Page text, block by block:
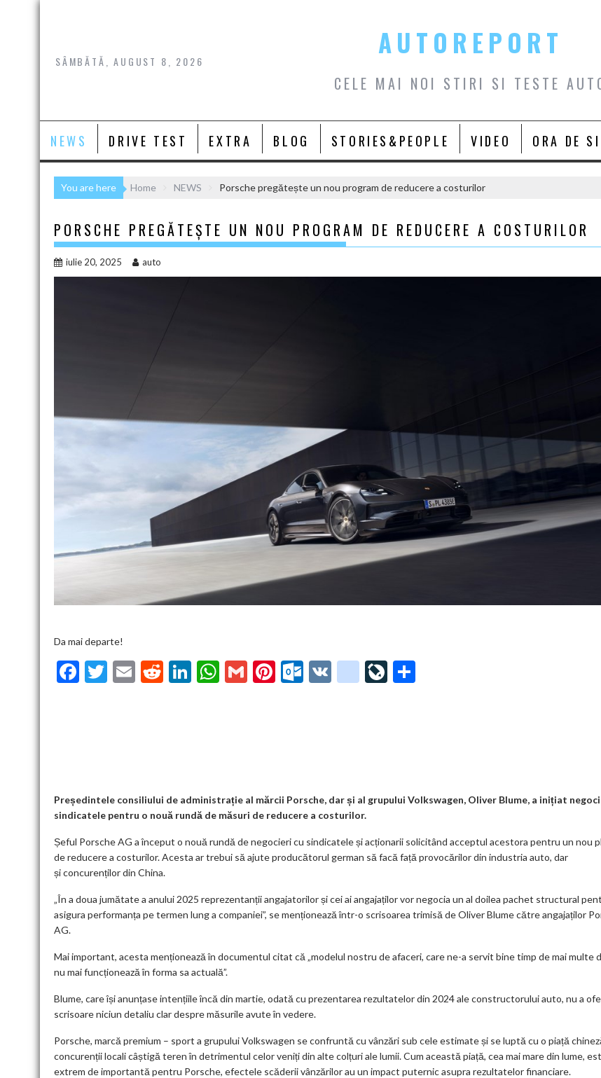
Skip
SÂMBĂTĂ, AUGUST 8, 2026
AUTOREPORT
CELE MAI NOI STIRI SI TESTE
NEWS DRIVE TEST EXTRA BLOG STORIES&PEOPLE VIDEO ORA DE
You are here Home NEWS Porsche pregătește un nou program de reducere a costurilor
PORSCHE PREGĂTEȘTE UN NOU PROGRAM DE REDUCERE A COSTURILOR
iulie 20, 2025 auto
Da mai departe!
F
k
T
E
R
Li W
p
G
Pi O
m
V
g
o
o
k
ar
ks
Li
Președintele consiliului de administrație al mărcii Porsche, dar și al grupului Volkswagen, Oliver Blume, a inițiat
sindicatele pentru o nouă rundă de măsuri de reducere a costurilor.
Șeful Porsche AG a început o nouă rundă de negocieri cu sindicatele și acționarii solicitând acceptul acestora pentru un nou
de reducere a costurilor. Acesta ar trebui să ajute producătorul german să facă față provocărilor din industria auto, dar
și concurenților din China.
„În a doua jumătate a anului 2025 reprezentanții angajatorilor și cei ai angajaților vor negocia un al doilea pachet structural
asigura performanța pe termen lung a companiei”, se menționează într-o scrisoarea trimisă de Oliver Blume către angajaților
AG.
Mai important, acesta menționează în documentul citat că „modelul nostru de afaceri, care ne-a servit bine timp de mai multe
nu mai funcționează în forma sa actuală”.
Blume, care își anunțase intențiile încă din martie, odată cu prezentarea rezultatelor din 2024 ale constructorului auto, nu a
scrisoare niciun detaliu clar despre măsurile avute în vedere.
Porsche, marcă premium – sport a grupului Volkswagen se confruntă cu vânzări sub cele estimate și se luptă cu o piață
concurenții locali câștigă teren în detrimentul celor veniți din alte colțuri ale lumii. Cum această piață, cea mai mare din lume,
extrem de importantă pentru Porsche, efectele scăderii vânzărilor au un impact puternic asupra rezultatelor financiare.